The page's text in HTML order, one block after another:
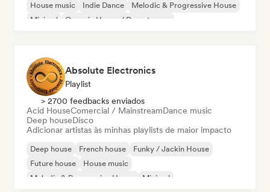
House music
Indie Dance
Melodic & Progressive House
Minimal
Organic House / Downtempo
Absolute Electronics
Playlist
> 2700 feedbacks enviados
Acid HouseComercial / MainstreamDance music
Deep houseDisco
Adicionar artistas às minhas playlists de maior impacto
Deep house French house
Funky / Jackin House
Future house
House music
Melodic & Progressive House
Minimal